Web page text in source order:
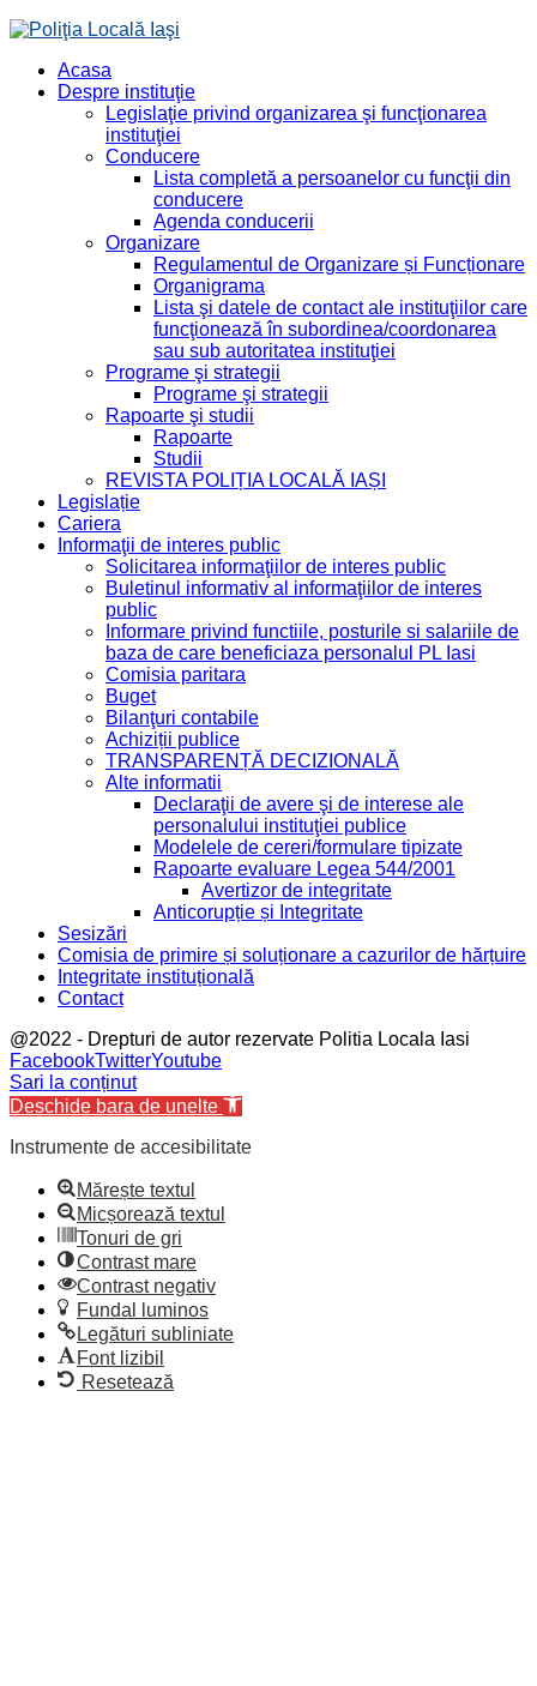
Acasa
Despre instituţie
Legislaţie privind organizarea şi funcţionarea
instituţiei
Conducere
Lista completă a persoanelor cu funcţii din
conducere
Agenda conducerii
Organizare
Regulamentul de Organizare și Funcționare
Organigrama
Lista şi datele de contact ale instituţiilor care
funcţionează în subordinea/coordonarea
sau sub autoritatea instituţiei
Programe şi strategii
Programe şi strategii
Rapoarte şi studii
Rapoarte
Studii
REVISTA POLIȚIA LOCALĂ IAȘI
Legislație
Cariera
Informaţii de interes public
Solicitarea informaţiilor de interes public
Buletinul informativ al informaţiilor de interes
public
Informare privind functiile, posturile si salariile de
baza de care beneficiaza personalul PL Iasi
Comisia paritara
Buget
Bilanţuri contabile
Achiziții publice
TRANSPARENȚĂ DECIZIONALĂ
Alte informatii
Declaraţii de avere şi de interese ale
personalului instituţiei publice
Modelele de cereri/formulare tipizate
Rapoarte evaluare Legea 544/2001
Avertizor de integritate
Anticorupție și Integritate
Sesizări
Comisia de primire și soluționare a cazurilor de hărțuire
Integritate instituțională
Contact
@2022 - Drepturi de autor rezervate Politia Locala Iasi
FacebookTwitterYoutube
Sari la conținut
Deschide bara de unelte
Instrumente de accesibilitate
Mărește textul
Micșorează textul
Tonuri de gri
Contrast mare
Contrast negativ
Fundal luminos
Legături subliniate
Font lizibil
Resetează